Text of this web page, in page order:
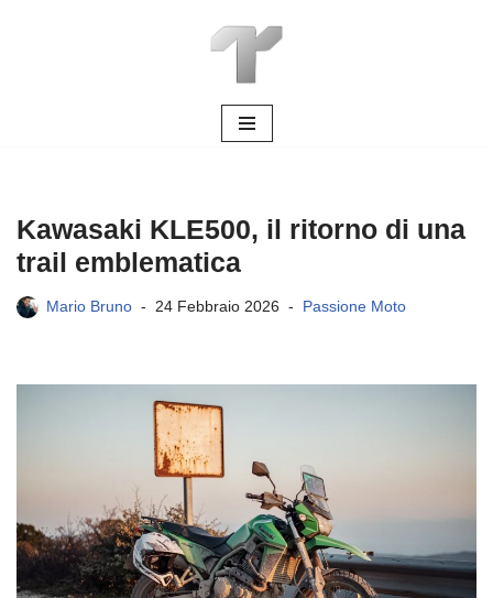
Kawasaki KLE500, il ritorno di una
trail emblematica
Mario Bruno 24 Febbraio 2026 Passione Moto